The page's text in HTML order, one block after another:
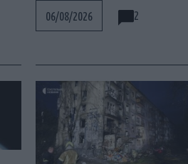
06/08/2026 2